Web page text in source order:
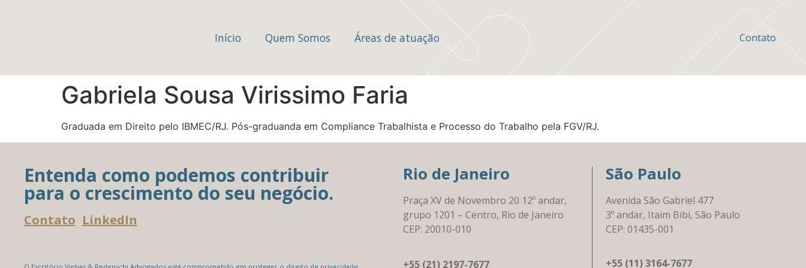
Início Quem Somos Áreas de atuação Contato
Gabriela Sousa Virissimo Faria
Graduada em Direito pelo IBMEC/RJ. Pós-graduanda em Compliance Trabalhista e Processo do Trabalho pela FGV/RJ.
Entenda como podemos contribuir
para o crescimento do seu negócio.
Contato LinkedIn
Rio de Janeiro
Praça XV de Novembro 20 12º andar,
grupo 1201 – Centro, Rio de Janeiro
CEP: 20010-010
+55 (21) 2197-7677
São Paulo
Avenida São Gabriel 477
3º andar, Itaim Bibi, São Paulo
CEP: 01435-001
+55 (11) 3164-7677